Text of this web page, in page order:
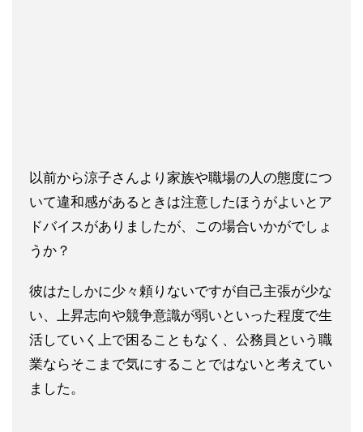
以前から涼子さんより家族や職場の人の態度につ
いて違和感がある ときは注意したほうがよいとア
ドバイスがありましたが、この場合いかがでしょ
うか？
彼はたしかに少々頼りないですが自己主張が少な
い、上昇志向や競争意識が弱いといった程度で生
活していく上で困ることもなく、公務員という職
業ならそこまで気にすることではないと考えてい
ました。